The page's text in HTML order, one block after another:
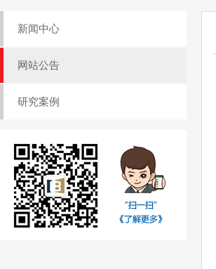
新闻中心
网站公告
研究案例